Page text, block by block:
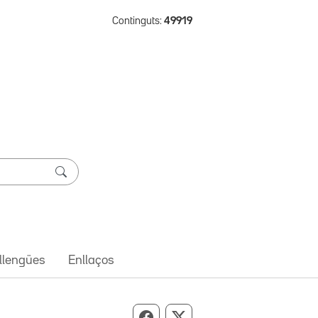
Continguts: 49919
Enllaços